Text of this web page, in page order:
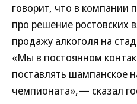
говорит, что в компании
про решение ростовских
продажу алкоголя на
«Мы в постоянном
поставлять шампанское
чемпионата»,— сказал